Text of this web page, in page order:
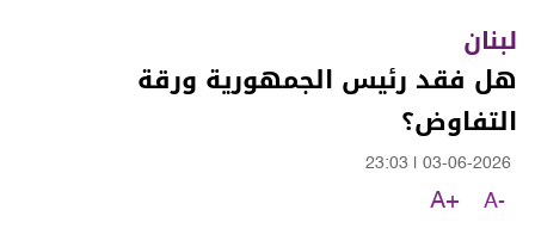
لبنان
هل فقد رئيس الجمهورية ورقة
التفاوض؟
03-06-2026
23:03
A-
A+